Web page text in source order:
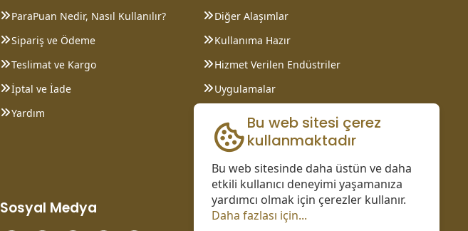
ParaPuan Nedir, Nasıl Kullanılır?
Sipariş ve Ödeme
Teslimat ve Kargo
İptal ve İade
Yardım
Diğer Alaşımlar
Kullanıma Hazır
Hizmet Verilen Endüstriler
Uygulamalar
Sosyal Medya
Bu web sitesi çerez
kullanmaktadır
Bu web sitesinde daha üstün ve daha
etkili kullanıcı deneyimi yaşamanıza
yardımcı olmak için çerezler kullanır.
Daha fazlası için...